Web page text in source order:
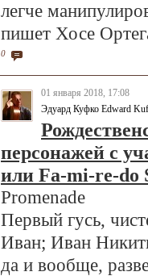
легче
пишет Хосе
0
01 января 2018, 17:08
Эдуард Куфко Edward
персонажей с
или Fa-mi-re-do
Promenade
Первый гусь,
Иван; Иван
да и вообще,